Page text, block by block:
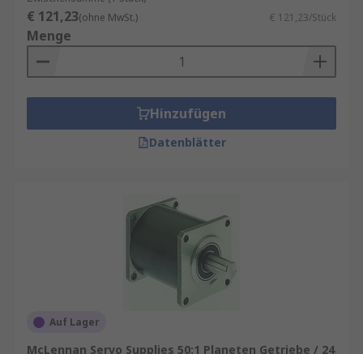
€ 121,23(ohne MwSt.) € 121,23/Stück
Menge
Hinzufügen
Datenblätter
Auf Lager
McLennan Servo Supplies 50:1 Planeten Getriebe / 24